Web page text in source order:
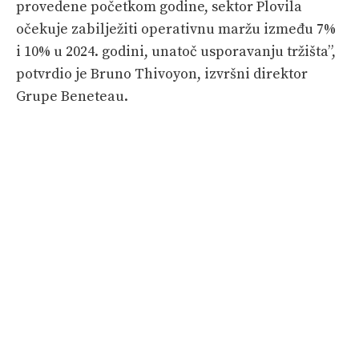
provedene početkom godine, sektor Plovila
očekuje zabilježiti operativnu maržu između 7%
i 10% u 2024. godini, unatoč usporavanju tržišta”,
potvrdio je Bruno Thivoyon, izvršni direktor
Grupe Beneteau.